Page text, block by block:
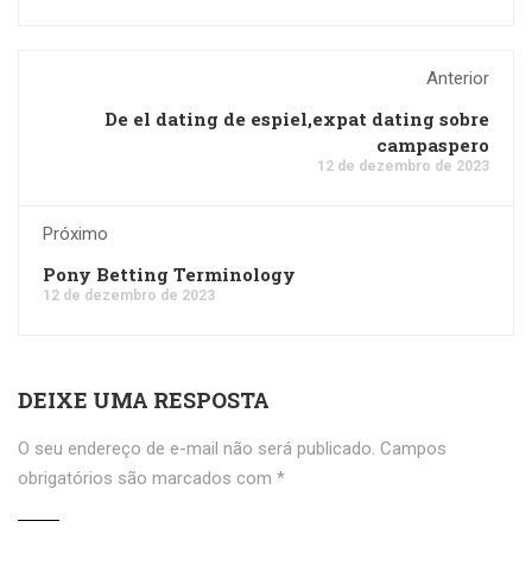
Anterior
De el dating de espiel,expat dating sobre
campaspero
12 de dezembro de 2023
Próximo
Pony Betting Terminology
12 de dezembro de 2023
DEIXE UMA RESPOSTA
O seu endereço de e-mail não será publicado. Campos
obrigatórios são marcados com *